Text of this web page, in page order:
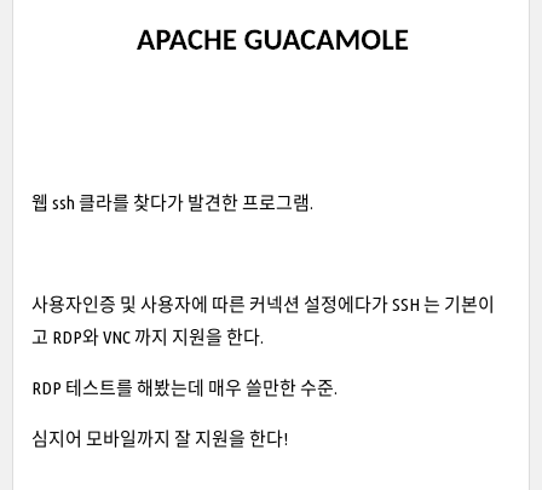
웹 ssh 클라를 찾다가 발견한 프로그램.
사용자인증 및 사용자에 따른 커넥션 설정에다가 SSH 는 기본이
고 RDP와 VNC 까지 지원을 한다.
RDP 테스트를 해봤는데 매우 쓸만한 수준.
심지어 모바일까지 잘 지원을 한다!